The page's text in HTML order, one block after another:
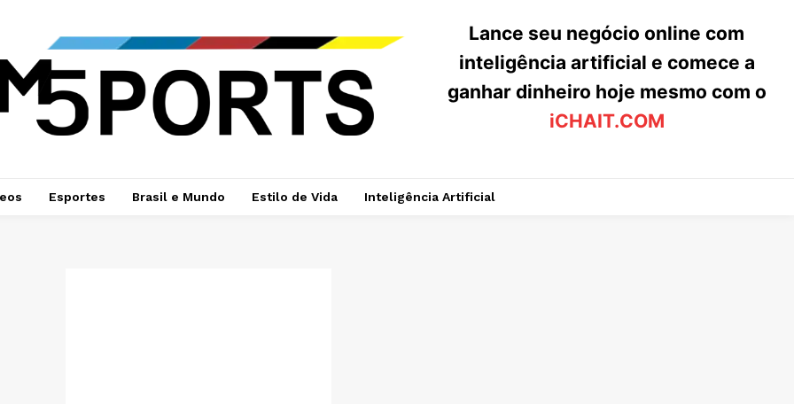
Lance seu negócio online com
inteligência artificial e comece a
ganhar dinheiro hoje mesmo com o
iCHAIT.COM
Esportes Brasil e Mundo Estilo de Vida Inteligência Artificial